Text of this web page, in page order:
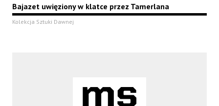
Bajazet uwięziony w klatce przez Tamerlana
Kolekcja Sztuki Dawnej